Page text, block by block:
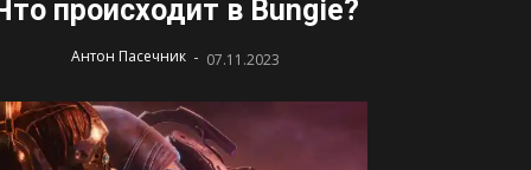
происходит в Bungie?
Антон Пасечник - 07.11.2023